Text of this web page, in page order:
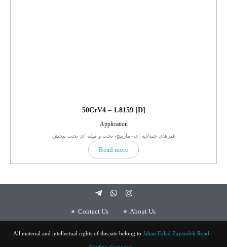
50CrV4 – 1.8159 [D]
Application
فنرهای چندلایه ای- مارپیچ- تخت و میله ای تحت پیچش
Read more
Contact Us About Us
All material and intellectual rights of this site belong to Jahan Folad Zayandeh Road